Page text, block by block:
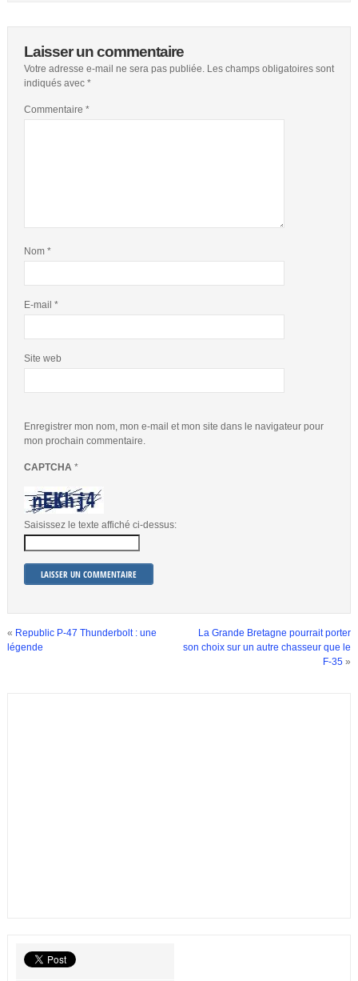
Laisser un commentaire
Votre adresse e-mail ne sera pas publiée. Les champs obligatoires sont
indiqués avec *
Commentaire *
Nom *
E-mail *
Site web
Enregistrer mon nom, mon e-mail et mon site dans le navigateur pour
mon prochain commentaire.
CAPTCHA *
Saisissez le texte affiché ci-dessus:
« Republic P-47 Thunderbolt : une
légende
La Grande Bretagne pourrait porter
son choix sur un autre chasseur que le
F-35 »